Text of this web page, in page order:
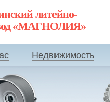
литейно-
«МАГНОЛИЯ»
Недвижимость